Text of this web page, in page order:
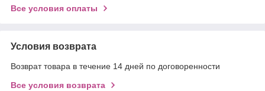
Все условия оплаты
Условия возврата
Возврат товара в течение 14 дней по договоренности
Все условия возврата